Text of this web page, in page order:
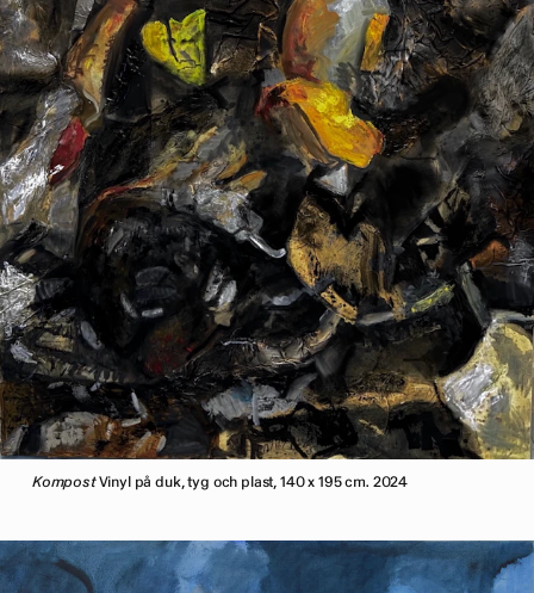
KompostVinyl på duk, tyg och plast, 140 x 195 cm. 2024